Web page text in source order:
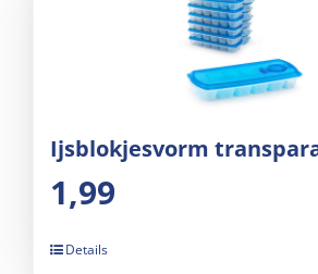
Ijsblokjesvorm
1,99
Details